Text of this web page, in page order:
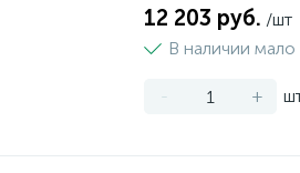
12 203 руб. /шт
В наличии мало
- +